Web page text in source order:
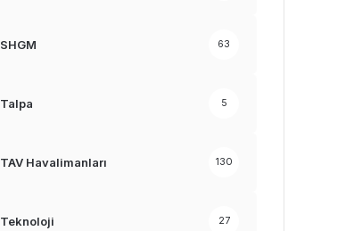
SHGM 63
Talpa 5
TAV Havalimanları 130
Teknoloji 27